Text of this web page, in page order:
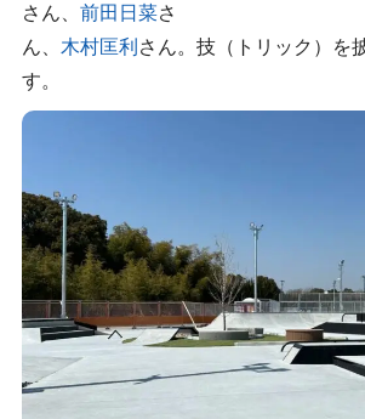
さん、 前田日菜さ
ん、 木村匡利 さん。技（トリック）を
す。